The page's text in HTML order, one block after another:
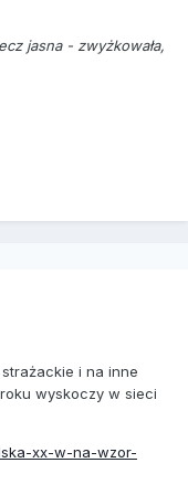
jasna - zwyżkowała,
i na inne
wyskoczy w sieci
xx-w-na-wzor-